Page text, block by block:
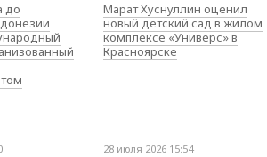
до
Марат Хуснуллин оценил
новый детский сад в жилом
комплексе «Универс» в
Красноярске
28 июля 2026 15:54